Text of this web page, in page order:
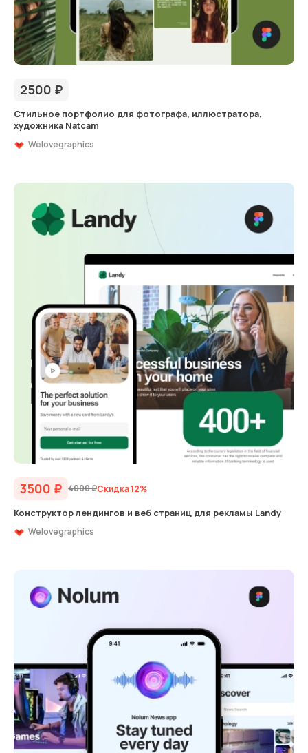
2500 ₽
Стильное портфолио для фотографа, иллюстратора,
художника Natcam
Welovegraphics
3500 ₽ 4000₽Скидка 12%
Конструктор лендингов и веб страниц для рекламы Landy
Welovegraphics